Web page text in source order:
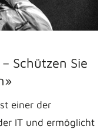
Schützen Sie
einer der
IT und ermöglicht